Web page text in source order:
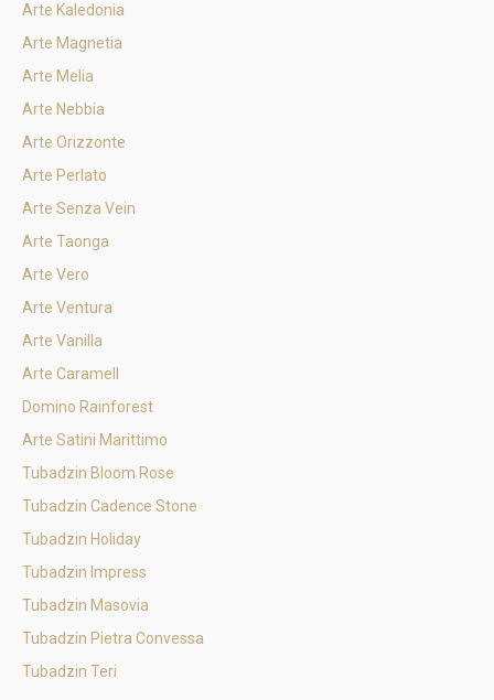
Arte Kaledonia
Arte Magnetia
Arte Melia
Arte Nebbia
Arte Orizzonte
Arte Perlato
Arte Senza Vein
Arte Taonga
Arte Vero
Arte Ventura
Arte Vanilla
Arte Caramell
Domino Rainforest
Arte Satini Marittimo
Tubadzin Bloom Rose
Tubadzin Cadence Stone
Tubadzin Holiday
Tubadzin Impress
Tubadzin Masovia
Tubadzin Pietra Convessa
Tubadzin Teri